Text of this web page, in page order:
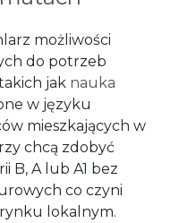
możliwości
do potrzeb
jak nauka
w języku
mieszkających w
chcą zdobyć
B, A lub A1 bez
co czyni
lokalnym.